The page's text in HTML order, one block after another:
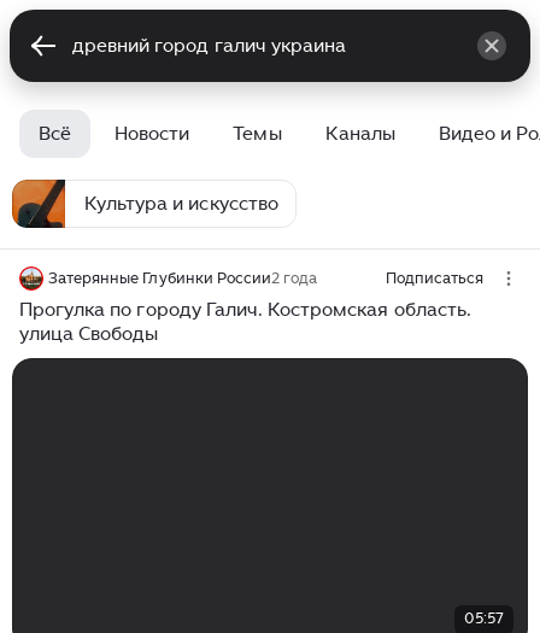
Всё Новости Темы Каналы Видео и
Культура и искусство
Затерянные Глубинки России2 года Подписаться
Прогулка по городу Галич. Костромская область.
улица Свободы
05:57